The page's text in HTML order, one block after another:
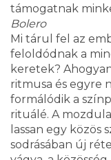
támogatnak
Bolero
Mi tárul fel az
feloldódnak a
keretek?
ritmusa és egyre
formálódik a
rituálé. A
lassan egy közös
sodrásában új